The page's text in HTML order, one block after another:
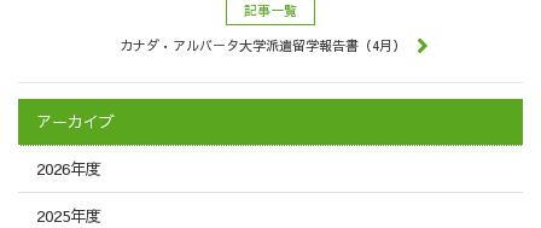
記事一覧
カナダ•アルバータ大学派遣留学報告書（4月）
アーカイブ
2026年度
2025年度